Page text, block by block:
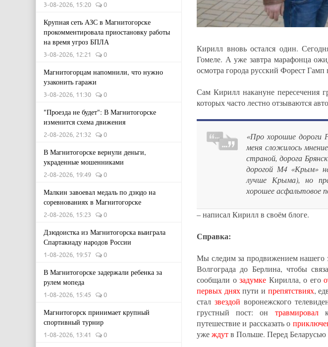
3-08-2026, 15:20 0
Крупная сеть АЗС в Магнитогорске
прокомментировала приостановку работы
на время угроз БПЛА
3-08-2026, 12:21 0
Магнитогорцам напомнили, что нужно
узаконить гаражи
3-08-2026, 11:30 0
"Проезда не будет": В Магнитогорске
изменится схема движения
2-08-2026, 21:32 0
В Магнитогорске вернули деньги,
украденные мошенниками
2-08-2026, 19:49 0
Малкин завоевал медаль по дзюдо на
соревнованиях в Магнитогорске
2-08-2026, 15:23 0
Дзюдоистка из Магнитогорска выиграла
Спартакиаду народов России
1-08-2026, 19:57 0
В Магнитогорске задержали ребенка за
рулем мопеда
1-08-2026, 15:45 0
Магнитогорск принимает крупный
спортивный турнир
1-08-2026, 13:41 0
Кирилл вновь остался один.
Гомеле. А уже завтра марафонца
осмотра города русский Форест
Сам Кирилл накануне пересечения
которых часто лестно отзываются
«Про хорошие дороги
меня сложилось
страной, дорога
дорогой М4 «Крым»
лучше Крыма), но
хорошее асфальтовое
– написал Кирилл в своём блоге.
Справка:
Мы следим за продвижением нашего
Волгограда до Берлина, чтобы
сообщали озадумке Кирилла, о его
первых дняхпути и препятствиях,
сталзвездой воронежского
грустный пост: он травмировал
путешествие и рассказать о
ужеждутв Польше. Перед